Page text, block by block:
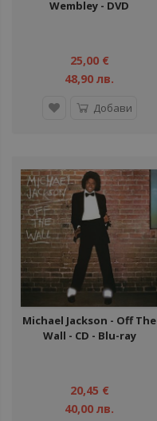
Wembley - DVD
25,00 €
48,90 лв.
Добави
Michael Jackson ‎- Off The
Wall - CD - Blu-ray
20,45 €
40,00 лв.